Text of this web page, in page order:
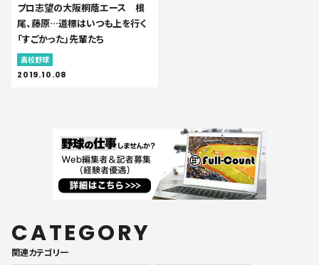
プロ志望の大阪桐蔭エース 根
尾、藤原…道標はいつも上を行く
「すごかった」先輩たち
高校野球
2019.10.08
CATEGORY
関連カテゴリ一